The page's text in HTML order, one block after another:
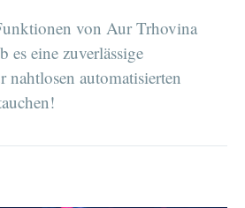
von Aur Trhovina
es eine zuverlässige
automatisierten